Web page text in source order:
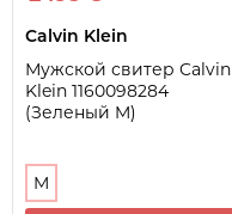
Calvin Klein
Мужской свитер Calvin
Klein 1160098284
(Зеленый M)
M